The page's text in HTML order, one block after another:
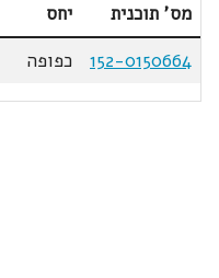
מס' תוכנית
יחס
152-0150664
כפופה